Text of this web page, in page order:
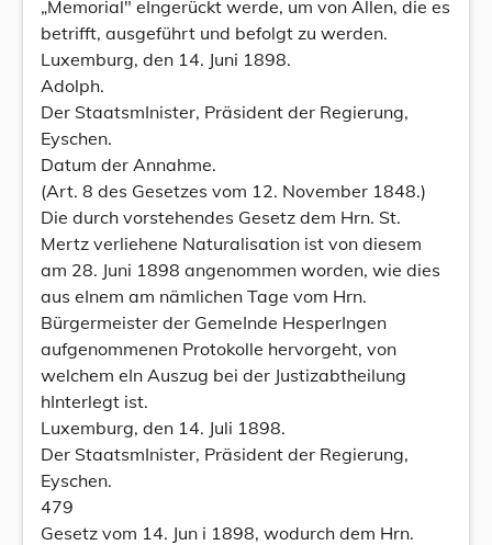
„Memorial" eIngerückt werde, um von Allen, die es
betrifft, ausgeführt und befolgt zu werden.
Luxemburg, den 14. Juni 1898.
Adolph.
Der StaatsmInister, Präsident der Regierung,
Eyschen.
Datum der Annahme.
(Art. 8 des Gesetzes vom 12. November 1848.)
Die durch vorstehendes Gesetz dem Hrn. St.
Mertz verliehene Naturalisation ist von diesem
am 28. Juni 1898 angenommen worden, wie dies
aus eInem am nämlichen Tage vom Hrn.
Bürgermeister der GemeInde HesperIngen
aufgenommenen Protokolle hervorgeht, von
welchem eIn Auszug bei der Justizabtheilung
hInterlegt ist.
Luxemburg, den 14. Juli 1898.
Der StaatsmInister, Präsident der Regierung,
Eyschen.
479
Gesetz vom 14. Jun i 1898, wodurch dem Hrn.